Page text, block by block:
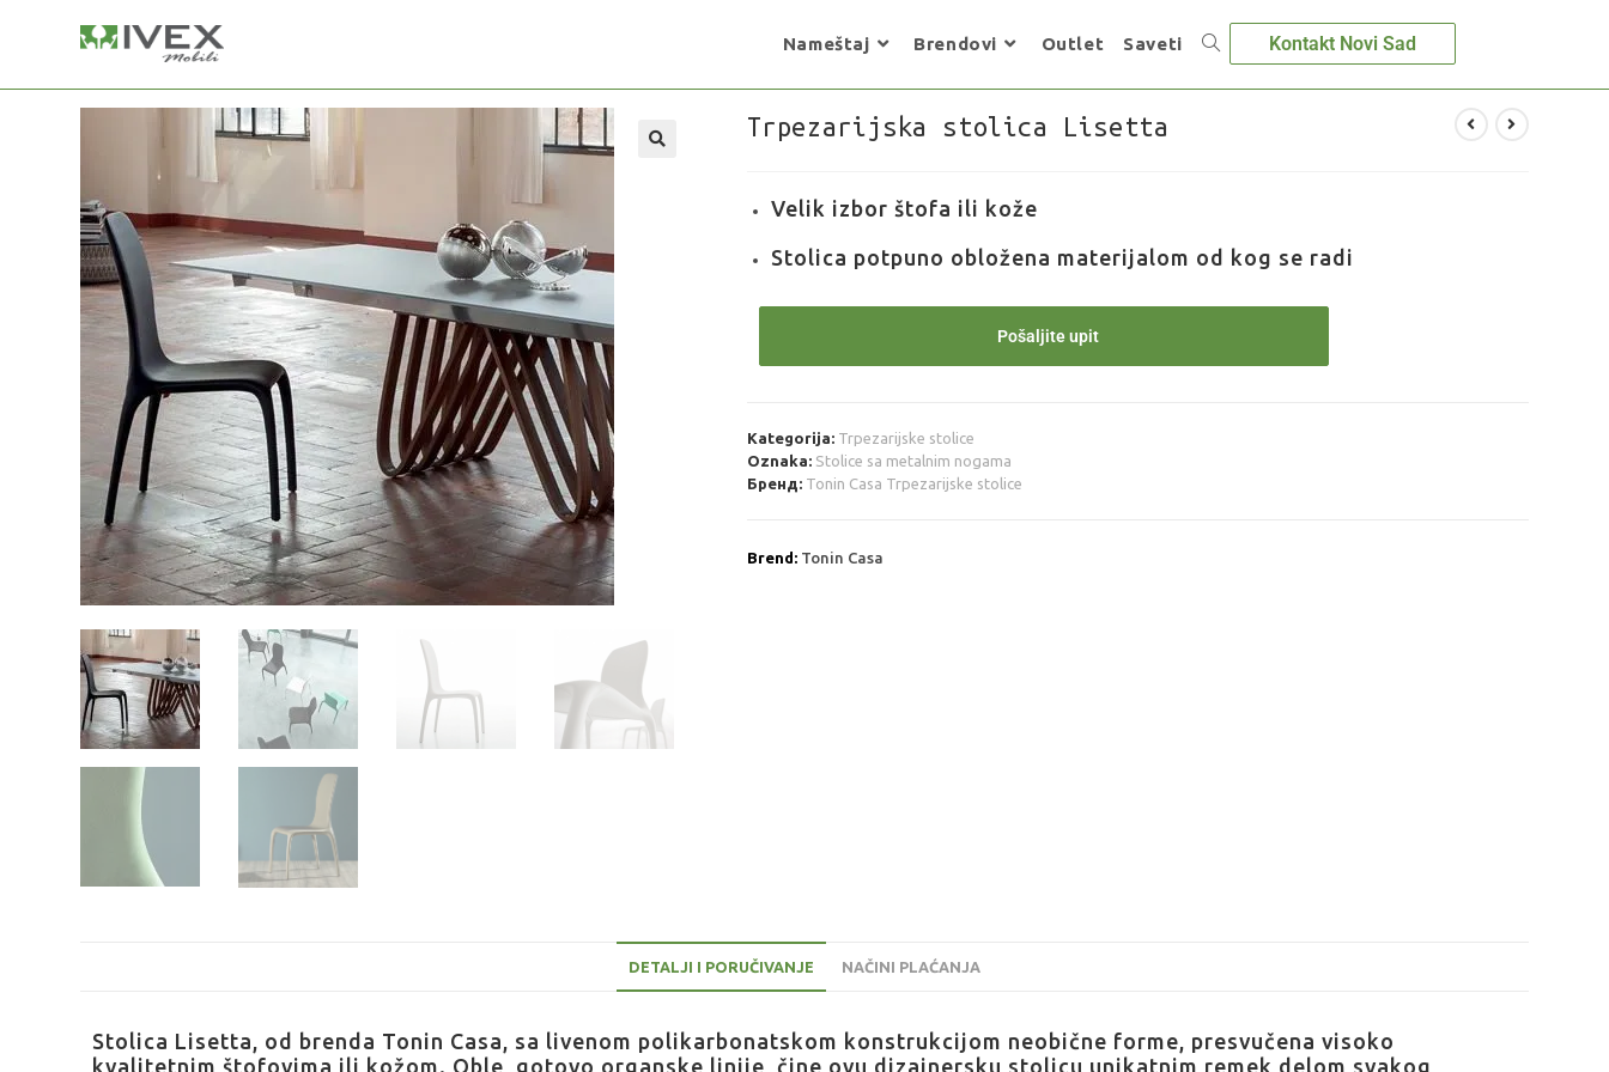
Kontakt Novi Sad
Nameštaj Brendovi Outlet Saveti
Trpezarijska stolica Lisetta
Velik izbor štofa ili kože
Stolica potpuno obložena materijalom od kog se radi
Pošaljite upit
Kategorija: Trpezarijske stolice
Oznaka: Stolice sa metalnim nogama
Бренд: Tonin Casa Trpezarijske stolice
Brend:Tonin Casa
DETALJI I PORUČIVANJE NAČINI PLAĆANJA
Stolica Lisetta, od brenda Tonin Casa, sa livenom polikarbonatskom konstrukcijom neobične forme, presvučena visoko
kvalitetnim štofovima ili kožom. Oble, gotovo organske linije, čine ovu dizajnersku stolicu unikatnim remek delom svakog